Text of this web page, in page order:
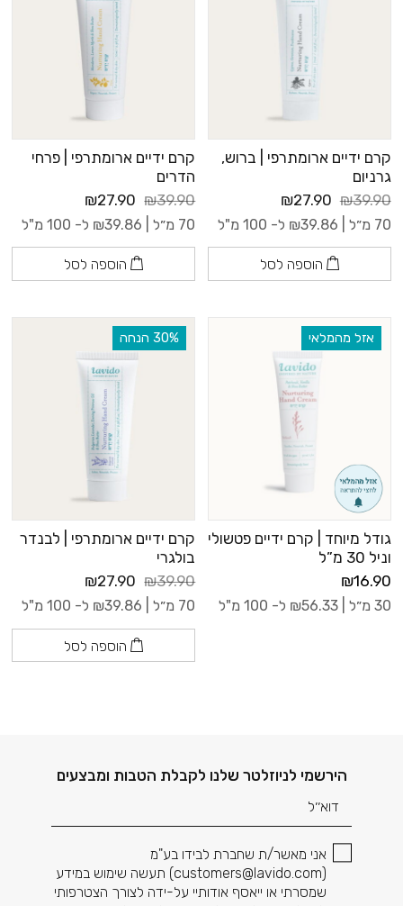
קרם ידיים ארומתרפי | ברוש,
גרניום
₪39.90
₪27.90
70 מ״ל | ₪39.86 ל- 100 מ"ל
הוספה לסל
קרם ידיים ארומתרפי | פרחי
הדרים
₪39.90
₪27.90
70 מ״ל | ₪39.86 ל- 100 מ"ל
הוספה לסל
אזל מהמלאי
גודל מיוחד | קרם ידיים פטשולי
וניל 30 מ”ל
₪16.90
30 מ״ל | ₪56.33 ל- 100 מ"ל
‫30% הנחה
קרם ידיים ארומתרפי | לבנדר
בולגרי
₪39.90
₪27.90
70 מ״ל | ₪39.86 ל- 100 מ"ל
הוספה לסל
הירשמי לניוזלטר שלנו לקבלת הטבות ומבצעים
דוא׳׳ל
אני מאשר/ת שחברת לבידו בע"מ
(
customers@lavido.com) תעשה שימוש במידע
שמסרתי או ייאסף אודותיי על-ידה לצורך הצטרפותי